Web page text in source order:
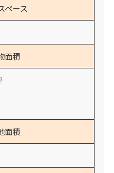
ペース
面積
面積